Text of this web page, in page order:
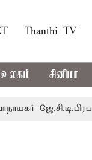
Thanthi TV
உலகம் சினிமா
ஜே.சி.டி.பிரபாகர்